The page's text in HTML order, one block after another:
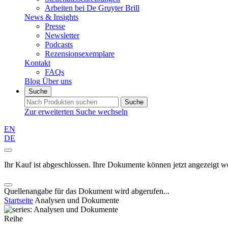
Arbeiten bei De Gruyter Brill
News & Insights
Presse
Newsletter
Podcasts
Rezensionsexemplare
Kontakt
FAQs
Blog Über uns
Suche
Suche
Zur erweiterten Suche wechseln
EN
DE
Ihr Kauf ist abgeschlossen. Ihre Dokumente können jetzt angezeigt
Quellenangabe für das Dokument wird abgerufen...
Startseite Analysen und Dokumente
Reihe